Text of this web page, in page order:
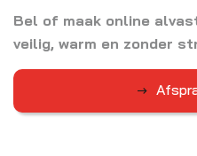
Bel of maak online
veilig, warm en zonder